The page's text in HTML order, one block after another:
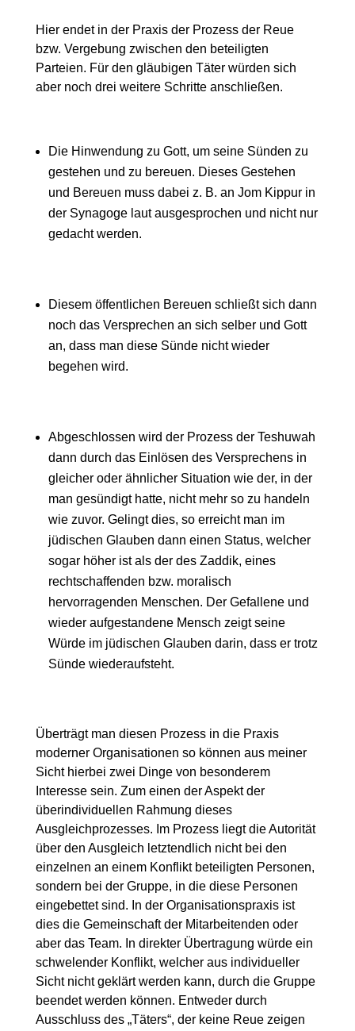
Hier endet in der Praxis der Prozess der Reue
bzw. Vergebung zwischen den beteiligten
Parteien. Für den gläubigen Täter würden sich
aber noch drei weitere Schritte anschließen.
Die Hinwendung zu Gott, um seine Sünden zu
gestehen und zu bereuen. Dieses Gestehen
und Bereuen muss dabei z. B. an Jom Kippur in
der Synagoge laut ausgesprochen und nicht nur
gedacht werden.
Diesem öffentlichen Bereuen schließt sich dann
noch das Versprechen an sich selber und Gott
an, dass man diese Sünde nicht wieder
begehen wird.
Abgeschlossen wird der Prozess der Teshuwah
dann durch das Einlösen des Versprechens in
gleicher oder ähnlicher Situation wie der, in der
man gesündigt hatte, nicht mehr so zu handeln
wie zuvor. Gelingt dies, so erreicht man im
jüdischen Glauben dann einen Status, welcher
sogar höher ist als der des Zaddik, eines
rechtschaffenden bzw. moralisch
hervorragenden Menschen. Der Gefallene und
wieder aufgestandene Mensch zeigt seine
Würde im jüdischen Glauben darin, dass er trotz
Sünde wiederaufsteht.
Überträgt man diesen Prozess in die Praxis
moderner Organisationen so können aus meiner
Sicht hierbei zwei Dinge von besonderem
Interesse sein. Zum einen der Aspekt der
überindividuellen Rahmung dieses
Ausgleichprozesses. Im Prozess liegt die Autorität
über den Ausgleich letztendlich nicht bei den
einzelnen an einem Konflikt beteiligten Personen,
sondern bei der Gruppe, in die diese Personen
eingebettet sind. In der Organisationspraxis ist
dies die Gemeinschaft der Mitarbeitenden oder
aber das Team. In direkter Übertragung würde ein
schwelender Konflikt, welcher aus individueller
Sicht nicht geklärt werden kann, durch die Gruppe
beendet werden können. Entweder durch
Ausschluss des „Täters“, der keine Reue zeigen